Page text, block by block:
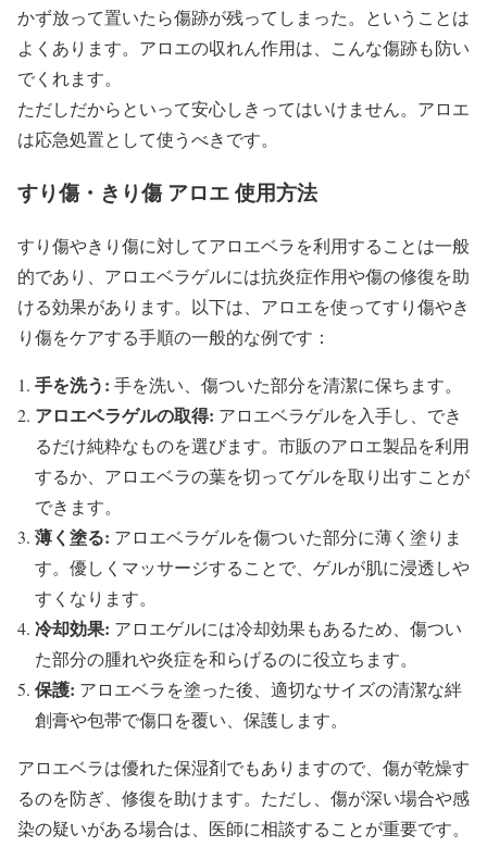
かず放って置いたら傷跡が残ってしまった。ということは
よくあります。アロエの収れん作用は、こんな傷跡も防い
でくれます。
ただしだからといって安心しきってはいけません。アロエ
は応急処置として使うべきです。
すり傷・きり傷 アロエ 使用方法
すり傷やきり傷に対してアロエベラを利用することは一般
的であり、アロエベラゲルには抗炎症作用や傷の修復を助
ける効果があります。以下は、アロエを使ってすり傷やき
り傷をケアする手順の一般的な例です：
手を洗う: 手を洗い、傷ついた部分を清潔に保ちます。
アロエベラゲルの取得: アロエベラゲルを入手し、でき
るだけ純粋なものを選びます。市販のアロエ製品を利用
するか、アロエベラの葉を切ってゲルを取り出すことが
できます。
薄く塗る: アロエベラゲルを傷ついた部分に薄く塗りま
す。優しくマッサージすることで、ゲルが肌に浸透しや
すくなります。
冷却効果: アロエゲルには冷却効果もあるため、傷つい
た部分の腫れや炎症を和らげるのに役立ちます。
保護: アロエベラを塗った後、適切なサイズの清潔な絆
創膏や包帯で傷口を覆い、保護します。
アロエベラは優れた保湿剤でもありますので、傷が乾燥す
るのを防ぎ、修復を助けます。ただし、傷が深い場合や感
染の疑いがある場合は、医師に相談することが重要です。